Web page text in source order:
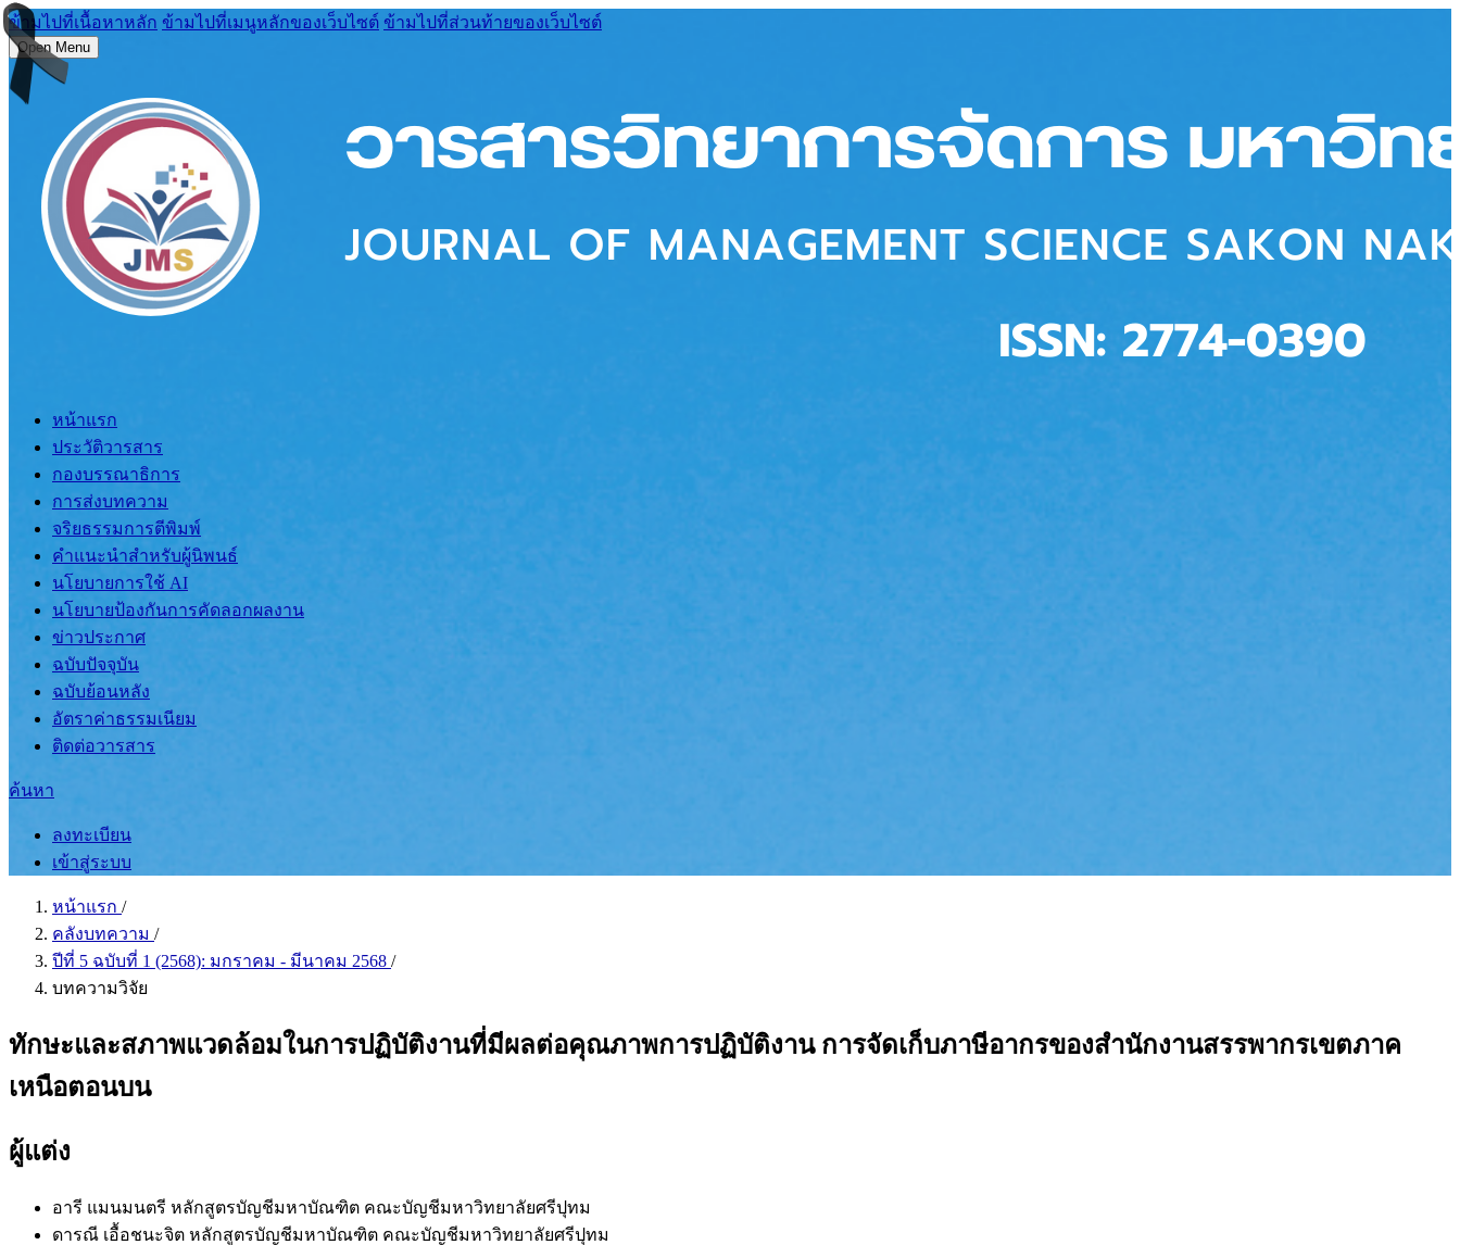
ข้ามไปที่เนื้อหาหลัก ข้ามไปที่เมนูหลักของเว็บไซต์ ข้ามไปที่ส่วนท้ายของเว็บไซต์
Open Menu
หน้าแรก
ประวัติวารสาร
กองบรรณาธิการ
การส่งบทความ
จริยธรรมการตีพิมพ์
คำแนะนำสำหรับผู้นิพนธ์
นโยบายการใช้ AI
นโยบายป้องกันการคัดลอกผลงาน
ข่าวประกาศ
ฉบับปัจจุบัน
ฉบับย้อนหลัง
อัตราค่าธรรมเนียม
ติดต่อวารสาร
ค้นหา
ลงทะเบียน
เข้าสู่ระบบ
หน้าแรก /
คลังบทความ /
ปีที่ 5 ฉบับที่ 1 (2568): มกราคม - มีนาคม 2568 /
บทความวิจัย
ทักษะและสภาพแวดล้อมในการปฏิบัติงานที่มีผลต่อคุณภาพการปฏิบัติงาน การจัดเก็บภาษีอากรของสำนักงานสรรพากรเขตภาค
เหนือตอนบน
ผู้แต่ง
อารี แมนมนตรี หลักสูตรบัญชีมหาบัณฑิต คณะบัญชีมหาวิทยาลัยศรีปุทม
ดารณี เอื้อชนะจิต หลักสูตรบัญชีมหาบัณฑิต คณะบัญชีมหาวิทยาลัยศรีปุทม